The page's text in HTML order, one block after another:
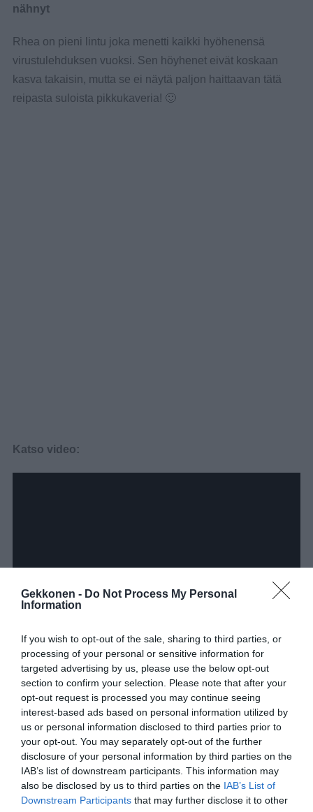
Gekkonen - Do Not Process My Personal
Information
If you wish to opt-out of the sale, sharing to third parties, or
processing of your personal or sensitive information for
targeted advertising by us, please use the below opt-out
section to confirm your selection. Please note that after your
opt-out request is processed you may continue seeing
interest-based ads based on personal information utilized by
us or personal information disclosed to third parties prior to
your opt-out. You may separately opt-out of the further
disclosure of your personal information by third parties on the
IAB’s list of downstream participants. This information may
also be disclosed by us to third parties on the IAB’s List of
Downstream Participants that may further disclose it to other
nähnyt
Rhea on pieni lintu joka menetti kaikki hyöhenensä
virustulehduksen vuoksi. Sen höyhenet eivät koskaan
kasva takaisin, mutta se ei näytä paljon haittaavan tätä
reipasta suloista pikkukaveria! 🙂
Katso video:
Piristä ystäväsi päivää jakamalla hänellä tämä
suloinen video!
Jaa artikkeli: